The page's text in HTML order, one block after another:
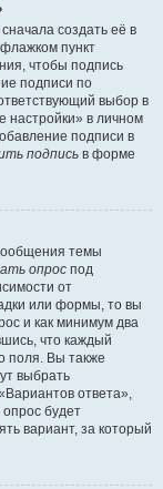
создать её в
пункт
чтобы подпись
подписи по
выбор в
настройки» в личном
подписи в
подпись в форме
темы
опрос под
от
или формы, то вы
и как минимум два
что каждый
поля. Вы также
выбрать
ответа»,
будет
вариант, за который